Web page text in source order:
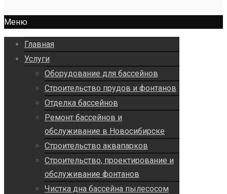
Меню
Главная
Услуги
Оборудование для бассейнов
Строительство прудов и фонтанов
Отделка бассейнов
Ремонт бассейнов и
обслуживание в Новосибирске
Строительство аквапарков
Строительство, проектирование и
обслуживание фонтанов
Чистка дна бассейна пылесосом